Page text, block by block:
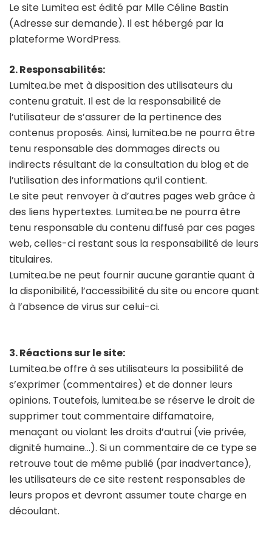
Le site Lumitea est édité par Mlle Céline Bastin
(Adresse sur demande). Il est hébergé par la
plateforme WordPress.
2. Responsabilités:
Lumitea.be met à disposition des utilisateurs du
contenu gratuit. Il est de la responsabilité de
l’utilisateur de s’assurer de la pertinence des
contenus proposés. Ainsi, lumitea.be ne pourra être
tenu responsable des dommages directs ou
indirects résultant de la consultation du blog et de
l’utilisation des informations qu’il contient.
Le site peut renvoyer à d’autres pages web grâce à
des liens hypertextes. Lumitea.be ne pourra être
tenu responsable du contenu diffusé par ces pages
web, celles-ci restant sous la responsabilité de leurs
titulaires.
Lumitea.be ne peut fournir aucune garantie quant à
la disponibilité, l’accessibilité du site ou encore quant
à l’absence de virus sur celui-ci.
3. Réactions sur le site:
Lumitea.be offre à ses utilisateurs la possibilité de
s’exprimer (commentaires) et de donner leurs
opinions. Toutefois, lumitea.be se réserve le droit de
supprimer tout commentaire diffamatoire,
menaçant ou violant les droits d’autrui (vie privée,
dignité humaine…). Si un commentaire de ce type se
retrouve tout de même publié (par inadvertance),
les utilisateurs de ce site restent responsables de
leurs propos et devront assumer toute charge en
découlant.